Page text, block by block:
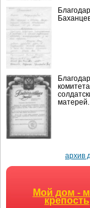
комитета
матерей.
архив
Мой дом -
крепость